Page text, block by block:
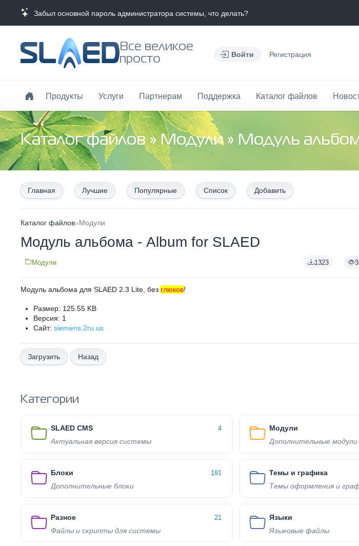
Забыл основной пароль администратора системы, что делать?
Все великое
просто
Войти Регистрация
Продукты Услуги Партнерам Поддержка Каталог файлов
Каталог файлов» Модули» Модуль
Главная Лучшие Популярные Список Добавить
Каталог файлов»Модули
Модуль альбома - Album for SLAED
1323
Модули
Модуль альбома для SLAED 2.3 Lite, без глюков!
Размер: 125.55 KB
Версия: 1
Сайт: siemens.2ru.us
Назад
Категории
SLAED CMS 4
Актуальная версия системы
Модули
Дополнительные модули
Блоки 191
Дополнительные блоки
Темы и графика
Темы оформления и
Разное 21
Файлы и скрипты для системы
Языки
Языковые файлы